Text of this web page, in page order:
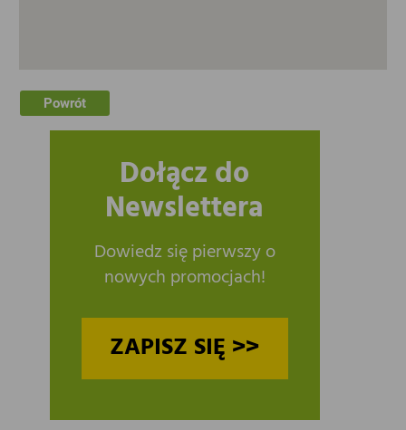
Powrót
Dołącz do
Newslettera
Dowiedz się pierwszy o
nowych promocjach!
ZAPISZ SIĘ >>